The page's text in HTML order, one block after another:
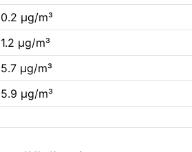
0.2 µg/m³
1.2 µg/m³
5.7 µg/m³
5.9 µg/m³